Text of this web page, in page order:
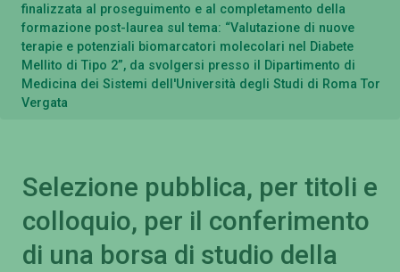
finalizzata al proseguimento e al completamento della
formazione post-laurea sul tema: “Valutazione di nuove
terapie e potenziali biomarcatori molecolari nel Diabete
Mellito di Tipo 2”, da svolgersi presso il Dipartimento di
Medicina dei Sistemi dell'Università degli Studi di Roma Tor
Vergata
Selezione pubblica, per titoli e
colloquio, per il conferimento
di una borsa di studio della